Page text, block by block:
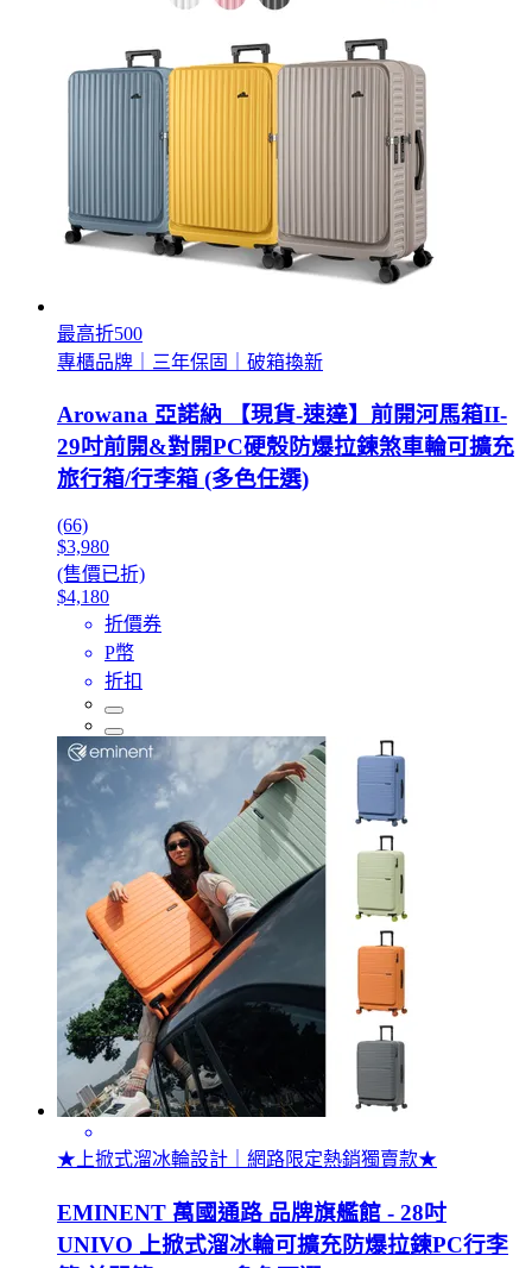
最高折500
專櫃品牌｜三年保固｜破箱換新
Arowana 亞諾納 【現貨-速達】前開河馬箱II-
29吋前開&對開PC硬殼防爆拉鍊煞車輪可擴充
旅行箱/行李箱 (多色任選)
(66)
$3,980
(售價已折)
$4,180
折價券
P幣
折扣
★上掀式溜冰輪設計｜網路限定熱銷獨賣款★
EMINENT 萬國通路 品牌旗艦館 - 28吋
UNIVO 上掀式溜冰輪可擴充防爆拉鍊PC行李